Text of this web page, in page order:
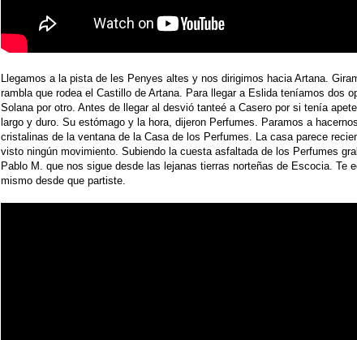
Llegamos a la pista de les Penyes altes y nos dirigimos hacia Artana.
rambla que rodea el Castillo de Artana. Para llegar a Eslida teníamos dos
Solana por otro. Antes de llegar al desvió tanteé a Casero por si tenía
largo y duro. Su estómago y la hora, dijeron Perfumes. Paramos a
cristalinas de la ventana de la Casa de los Perfumes. La casa parece
visto ningún movimiento. Subiendo la cuesta asfaltada de los Perfumes
Pablo M. que nos sigue desde las lejanas tierras norteñas de Escocia. Te
mismo desde que partiste.